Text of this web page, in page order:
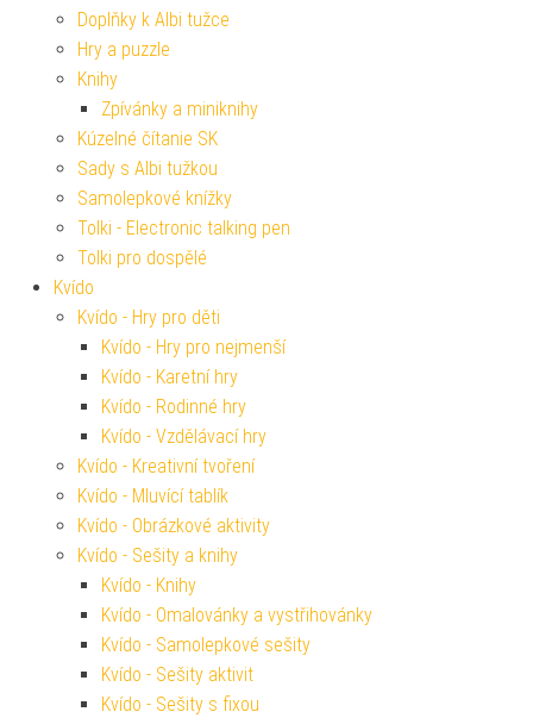
Doplňky k Albi tužce
Hry a puzzle
Knihy
Zpívánky a miniknihy
Kúzelné čítanie SK
Sady s Albi tužkou
Samolepkové knížky
Tolki - Electronic talking pen
Tolki pro dospělé
Kvído
Kvído - Hry pro děti
Kvído - Hry pro nejmenší
Kvído - Karetní hry
Kvído - Rodinné hry
Kvído - Vzdělávací hry
Kvído - Kreativní tvoření
Kvído - Mluvící tablík
Kvído - Obrázkové aktivity
Kvído - Sešity a knihy
Kvído - Knihy
Kvído - Omalovánky a vystřihovánky
Kvído - Samolepkové sešity
Kvído - Sešity aktivit
Kvído - Sešity s fixou